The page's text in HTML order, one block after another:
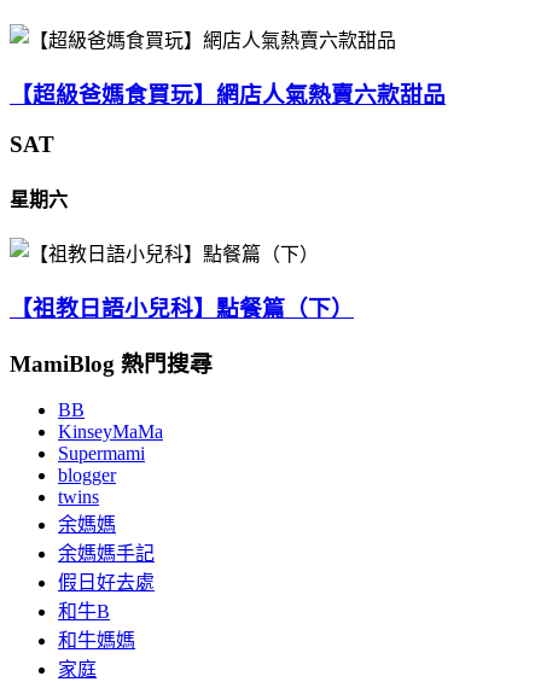
【超級爸媽食買玩】網店人氣熱賣六款甜品
SAT
星期六
【祖教日語小兒科】點餐篇（下）
MamiBlog 熱門搜尋
BB
KinseyMaMa
Supermami
blogger
twins
余媽媽
余媽媽手記
假日好去處
和牛B
和牛媽媽
家庭